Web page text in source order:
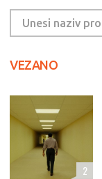
VEZANO
2